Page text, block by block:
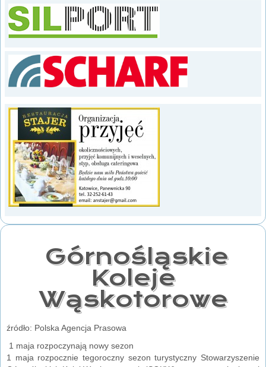
Górnośląskie
Koleje
Wąskotorowe
źródło: Polska Agencja Prasowa
1 maja rozpoczynają nowy sezon
1 maja rozpocznie tegoroczny sezon turystyczny Stowarzyszenie